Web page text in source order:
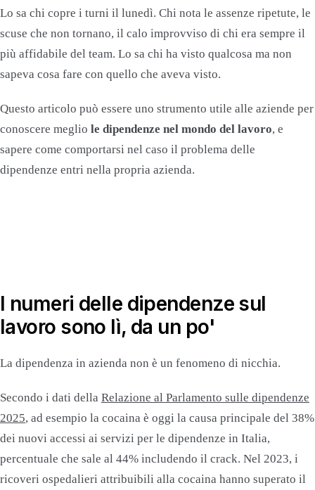
Lo sa chi copre i turni il lunedì. Chi nota le assenze ripetute, le
scuse che non tornano, il calo improvviso di chi era sempre il
più affidabile del team. Lo sa chi ha visto qualcosa ma non
sapeva cosa fare con quello che aveva visto.
Questo articolo può essere uno strumento utile alle aziende per
conoscere meglio le dipendenze nel mondo del lavoro, e
sapere come comportarsi nel caso il problema delle
dipendenze entri nella propria azienda.
I numeri delle dipendenze sul
lavoro sono lì, da un po'
La dipendenza in azienda non è un fenomeno di nicchia.
Secondo i dati della Relazione al Parlamento sulle dipendenze
2025, ad esempio la cocaina è oggi la causa principale del 38%
dei nuovi accessi ai servizi per le dipendenze in Italia,
percentuale che sale al 44% includendo il crack. Nel 2023, i
ricoveri ospedalieri attribuibili alla cocaina hanno superato il